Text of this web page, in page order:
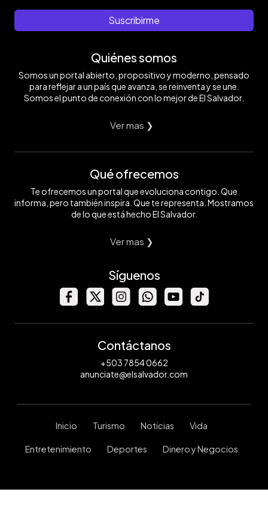
Suscribirme
Quiénes somos
Somos un portal abierto, propositivo y moderno, pensado
para reflejar a un país que avanza, se reinventa y se une.
Somos el punto de conexión con lo mejor de El Salvador.
Ver mas ❯
Qué ofrecemos
Te ofrecemos un portal que evoluciona contigo. Que
informa, pero también inspira. Que te representa. Mostramos
de lo que está hecho El Salvador.
Ver mas ❯
Síguenos
Contáctanos
+503 7854 0662
anunciate@elsalvador.com
Inicio Turismo Noticias Vida
Entretenimiento Deportes Dinero y Negocios